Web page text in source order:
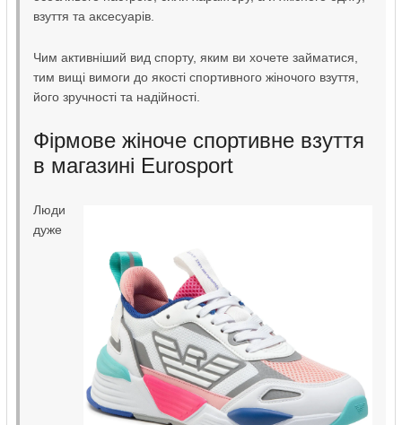
взуття та аксесуарів.
Чим активніший вид спорту, яким ви хочете займатися,
тим вищі вимоги до якості спортивного жіночого взуття,
його зручності та надійності.
Фірмове жіноче спортивне взуття
в магазині Eurosport
Люди
дуже